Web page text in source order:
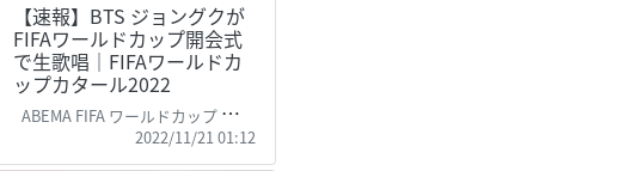
【速報】BTS ジョングクが
FIFAワールドカップ開会式
で生歌唱｜FIFAワールドカ
ップカタール2022
ABEMA FIFA ワールドカップ カタール 2022 【公式】
2022/11/21 01:12